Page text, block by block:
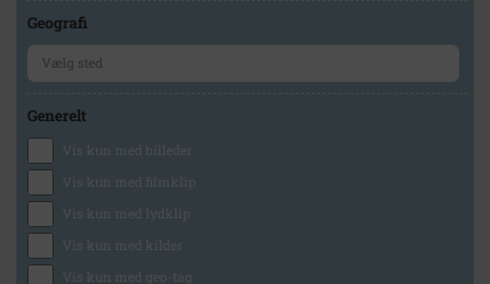
Geografi
Generelt
Vis kun med billeder
Vis kun med filmklip
Vis kun med lydklip
Vis kun med kilder
Vis kun med geo-tag